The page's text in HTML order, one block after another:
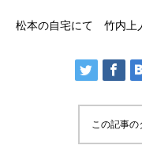
松本の自宅にて 竹内上
この記事